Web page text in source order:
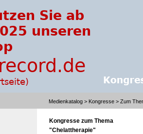
Medienkatalog > Kongresse > Zum
Kongresse zum Thema
"Chelattherapie"